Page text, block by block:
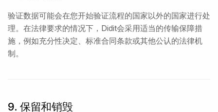
验证数据可能会在您开始验证流程的国家以外的国家进行处
理。在法律要求的情况下，Didit会采用适当的传输保障措
施，例如充分性决定、标准合同条款或其他公认的法律机
制。
9. 保留和销毁